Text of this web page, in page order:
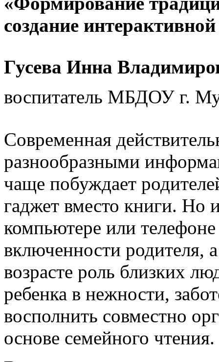
создание
Гусева Инна
воспитатель МБДОУ г.
Современная
разнообразными
чаще побуждает
гаджет вместо книги. Но
компьютере или
включенности
возрасте роль близких
ребенка в нежности,
восполнить совместно
основе семейного чтения.